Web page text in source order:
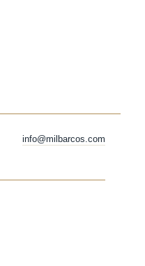
info@milbarcos.com